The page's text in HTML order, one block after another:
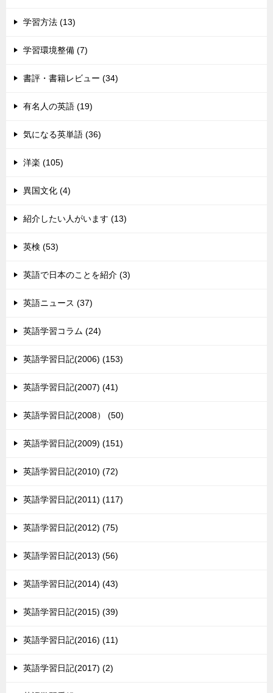
学習方法 (13)
学習環境整備 (7)
書評・書籍レビュー (34)
有名人の英語 (19)
気になる英単語 (36)
洋楽 (105)
異国文化 (4)
紹介したい人がいます (13)
英検 (53)
英語で日本のことを紹介 (3)
英語ニュース (37)
英語学習コラム (24)
英語学習日記(2006) (153)
英語学習日記(2007) (41)
英語学習日記(2008） (50)
英語学習日記(2009) (151)
英語学習日記(2010) (72)
英語学習日記(2011) (117)
英語学習日記(2012) (75)
英語学習日記(2013) (56)
英語学習日記(2014) (43)
英語学習日記(2015) (39)
英語学習日記(2016) (11)
英語学習日記(2017) (2)